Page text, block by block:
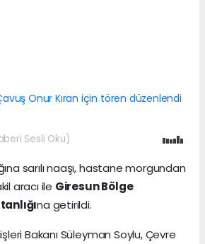
Sesli Oku)
sarılı naaşı, hastane morgundan
aracı ile Giresun Bölge
na getirildi.
Bakanı Süleyman Soylu, Çevre